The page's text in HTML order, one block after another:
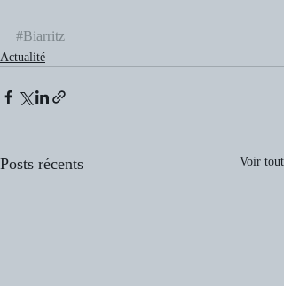
#Biarritz
Actualité
Posts récents Voir tout